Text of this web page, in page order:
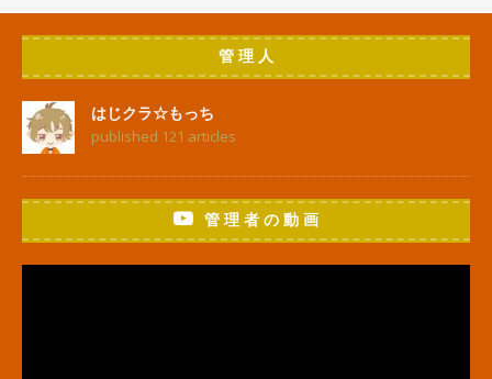
管 理 人
はじクラ☆もっち
published 121 articles
管 理 者 の 動 画